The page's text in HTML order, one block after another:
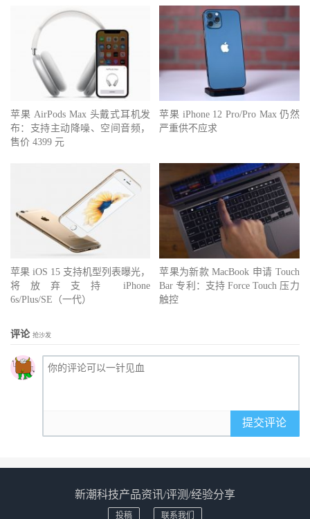
苹果 AirPods Max 头戴式耳机发
布：支持主动降噪、空间音频，
售价 4399 元
苹果 iPhone 12 Pro/Pro Max 仍然
严重供不应求
苹果 iOS 15 支持机型列表曝光，
将放弃支持 iPhone
6s/Plus/SE（一代）
苹果为新款 MacBook 申请 Touch
Bar 专利：支持 Force Touch 压力
触控
评论 抢沙发
提交评论
新潮科技产品资讯/评测/经验分享
投稿 联系我们